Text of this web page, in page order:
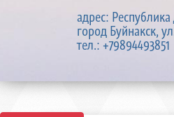
адрес: Республика
город Буйнакск,
тел.: +79894493851